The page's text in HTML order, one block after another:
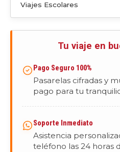
Viajes Escolares
Tu viaje en
Pago Seguro 100%
Pasarelas cifradas y
pago para tu
Soporte Inmediato
Asistencia
teléfono las 24 horas